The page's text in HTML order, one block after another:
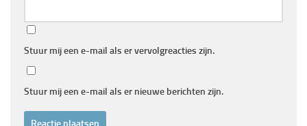
Stuur mij een e-mail als er vervolgreacties zijn.
Stuur mij een e-mail als er nieuwe berichten zijn.